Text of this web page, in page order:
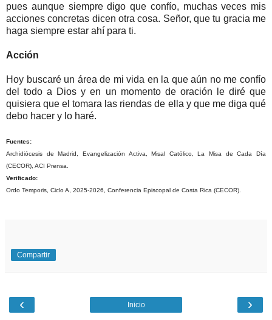
pues aunque siempre digo que confío, muchas veces mis
acciones concretas dicen otra cosa. Señor, que tu gracia me
haga siempre estar ahí para ti.
Acción
Hoy buscaré un área de mi vida en la que aún no me confío
del todo a Dios y en un momento de oración le diré que
quisiera que el tomara las riendas de ella y que me diga qué
debo hacer y lo haré.
Fuentes:
Archidiócesis de Madrid, Evangelización Activa, Misal Católico, La Misa de Cada Día
(CECOR), ACI Prensa.
Verificado:
Ordo Temporis, Ciclo A, 2025-2026, Conferencia Episcopal de Costa Rica (CECOR).
Compartir
‹ ›
Inicio